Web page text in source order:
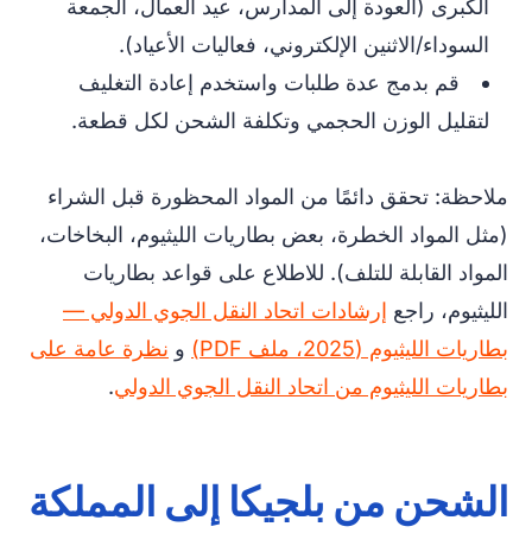
الكبرى (العودة إلى المدارس، عيد العمال، الجمعة
السوداء/الاثنين الإلكتروني، فعاليات الأعياد).
قم بدمج عدة طلبات واستخدم إعادة التغليف
لتقليل الوزن الحجمي وتكلفة الشحن لكل قطعة.
ملاحظة: تحقق دائمًا من المواد المحظورة قبل الشراء
(مثل المواد الخطرة، بعض بطاريات الليثيوم، البخاخات،
المواد القابلة للتلف). للاطلاع على قواعد بطاريات
الليثيوم، راجع إرشادات اتحاد النقل الجوي الدولي —
بطاريات الليثيوم (2025، ملف PDF)
و نظرة عامة على
بطاريات الليثيوم من اتحاد النقل الجوي الدولي.
الشحن من بلجيكا إلى المملكة